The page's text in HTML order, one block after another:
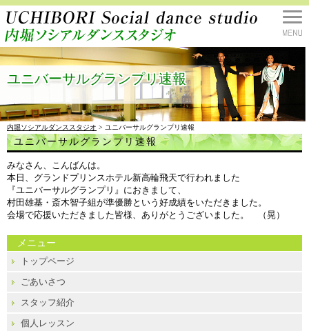
ユニバーサルグランプリ速報
内堀ソシアルダンススタジオ > ユニバーサルグランプリ速報
ユニバーサルグランプリ速報
みなさん、こんばんは。
本日、グランドプリンスホテル新高輪飛天で行われました
『ユニバーサルグランプリ』におきまして、
村田雄基・斎木智子組が準優勝という好成績をいただきました。
会場で応援いただきました皆様、ありがとうございました。 （晃）
メニュー
トップページ
ごあいさつ
スタッフ紹介
個人レッスン